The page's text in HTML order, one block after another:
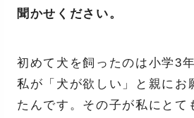
聞かせください。
初めて犬を飼ったのは小学3
私が「犬が欲しい」と親にお
たんです。その子が私にとて